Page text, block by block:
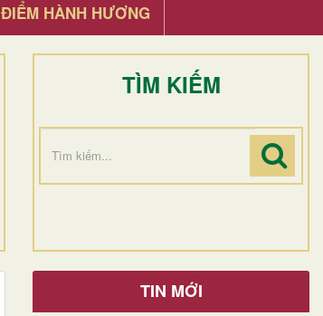
ĐIỂM HÀNH HƯƠNG
TÌM KIẾM
TIN MỚI